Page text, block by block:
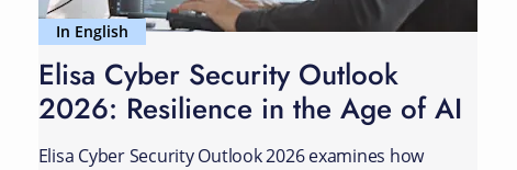
In English
Elisa Cyber Security Outlook
2026: Resilience in the Age of AI
Elisa Cyber Security Outlook 2026 examines how